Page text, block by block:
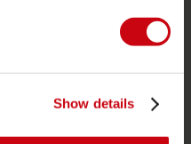
Show details